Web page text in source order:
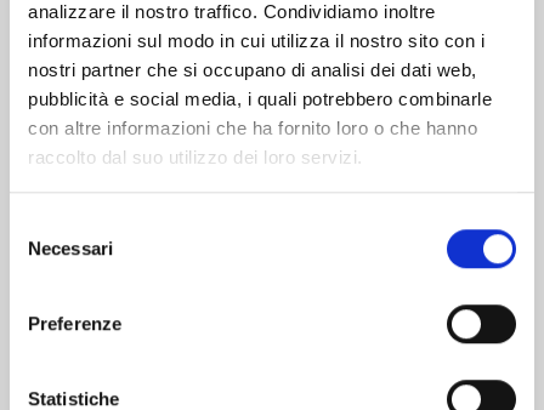
analizzare il nostro traffico. Condividiamo inoltre
informazioni sul modo in cui utilizza il nostro sito con i
nostri partner che si occupano di analisi dei dati web,
pubblicità e social media, i quali potrebbero combinarle
con altre informazioni che ha fornito loro o che hanno
raccolto dal suo utilizzo dei loro servizi.
delNecessari
Preferenze
Statistiche